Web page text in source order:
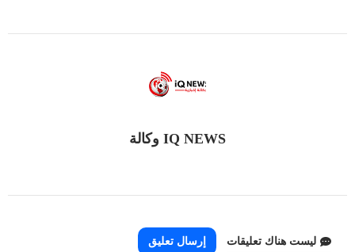
IQ NEWS وكالة
ليست هناك تعليقات إرسال تعليق